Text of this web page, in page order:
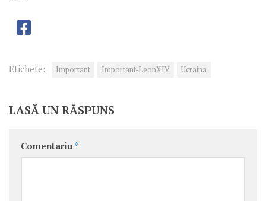
Etichete: Important Important-LeonXIV Ucraina
LASĂ UN RĂSPUNS
Comentariu *